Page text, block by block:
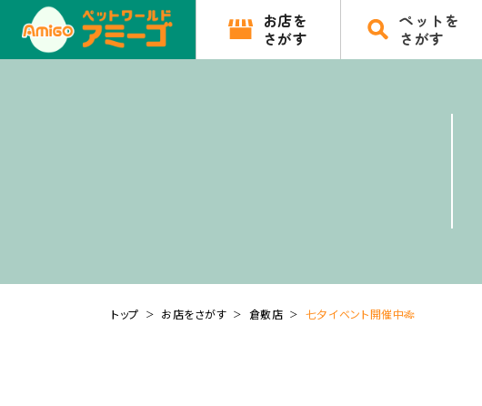
お店を
さがす
ペットを
さがす
トップ お店をさがす 倉敷店 七夕イベント開催中🎋